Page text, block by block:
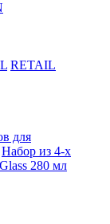
RETAIL
для
Набор из 4-х
280 мл